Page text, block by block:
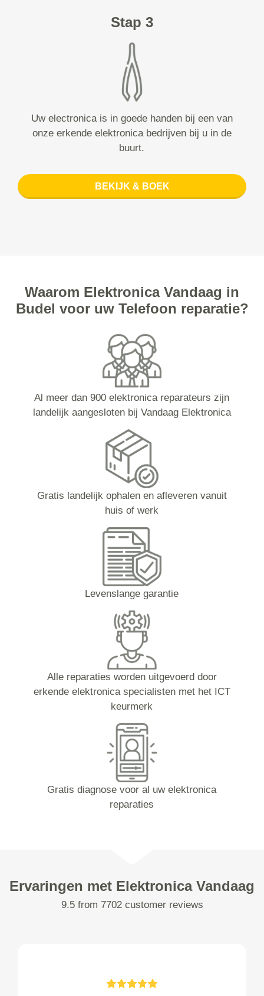
Stap 3
Uw electronica is in goede handen bij een van
onze erkende elektronica bedrijven bij u in de
buurt.
BEKIJK & BOEK
Waarom Elektronica Vandaag in
Budel voor uw Telefoon reparatie?
Al meer dan 900 elektronica reparateurs zijn
landelijk aangesloten bij Vandaag Elektronica
Gratis landelijk ophalen en afleveren vanuit
huis of werk
Levenslange garantie
Alle reparaties worden uitgevoerd door
erkende elektronica specialisten met het ICT
keurmerk
Gratis diagnose voor al uw elektronica
reparaties
Ervaringen met Elektronica Vandaag
9.5 from 7702 customer reviews